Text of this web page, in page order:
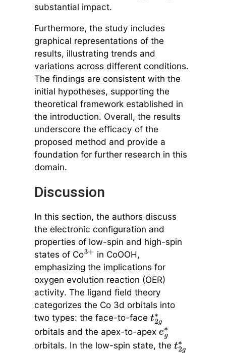
substantial impact.
Furthermore, the study includes
graphical representations of the
results, illustrating trends and
variations across different conditions.
The findings are consistent with the
initial hypotheses, supporting the
theoretical framework established in
the introduction. Overall, the results
underscore the efficacy of the
proposed method and provide a
foundation for further research in this
domain.
Discussion
In this section, the authors discuss
the electronic configuration and
properties of low-spin and high-spin
states of Co3+ in CoOOH,
emphasizing the implications for
oxygen evolution reaction (OER)
activity. The ligand field theory
categorizes the Co 3d orbitals into
two types: the face-to-face t2g
orbitals and the apex-to-apex eg
orbitals. In the low-spin state, the t2g